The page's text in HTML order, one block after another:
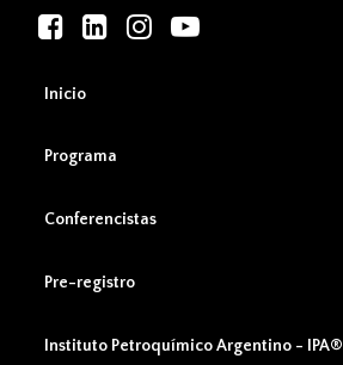
Inicio
Programa
Conferencistas
Pre-registro
Instituto Petroquímico Argentino - IPA®